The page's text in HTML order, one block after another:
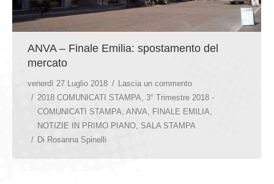
ANVA – Finale Emilia: spostamento del
mercato
venerdì 27 Luglio 2018
Lascia un commento
2018 COMUNICATI STAMPA
3° Trimestre 2018 -
COMUNICATI STAMPA ANVA FINALE EMILIA
NOTIZIE IN PRIMO PIANO SALA STAMPA
Di Rosanna Spinelli